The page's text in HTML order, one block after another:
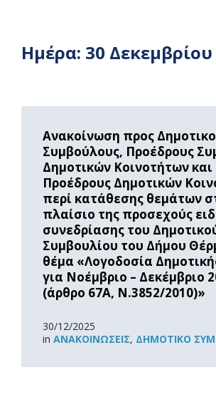
Ημέρα: 30 Δεκεμβρίου
Ανακοίνωση προς
Συμβούλους, Προέδρους
Δημοτικών Κοινοτήτων και
Προέδρους Δημοτικών
περί κατάθεσης θεμάτων
πλαίσιο της προσεχούς
συνεδρίασης του
Συμβουλίου του Δήμου
θέμα «Λογοδοσία
για Νοέμβριο – Δεκέμβριο
(άρθρο 67Α, Ν.3852/2010)»
30/12/2025
in ΑΝΑΚOΙΝΏΣΕΙΣ, ΔΗΜΟΤΙΚΌ
Read